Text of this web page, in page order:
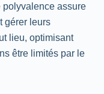
polyvalence assure
gérer leurs
lieu, optimisant
être limités par le